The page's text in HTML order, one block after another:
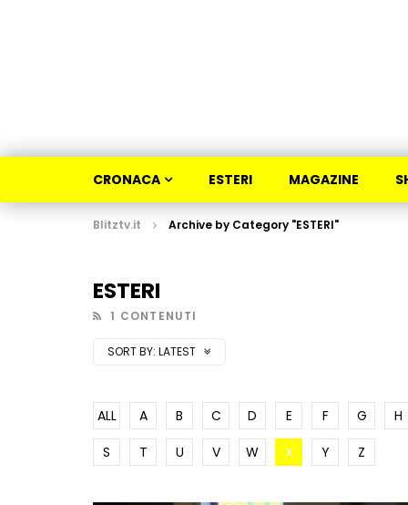
CRONACA ESTERI MAGAZINE
Blitztv.it Archive by Category "ESTERI"
ESTERI
1 CONTENUTI
SORT BY: LATEST
ALL A B C D E F G H
S
T U V W X Y Z